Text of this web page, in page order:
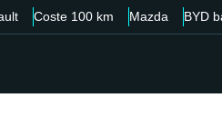
Coste 100 km Mazda BYD